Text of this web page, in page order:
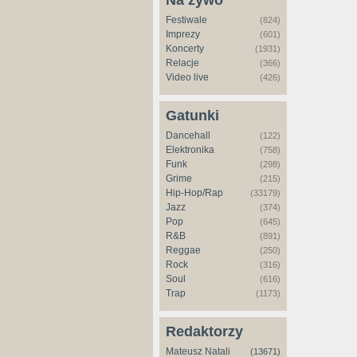
Festiwale (824)
Imprezy (601)
Koncerty (1931)
Relacje (366)
Video live (426)
Gatunki
Dancehall (122)
Elektronika (758)
Funk (298)
Grime (215)
Hip-Hop/Rap (33179)
Jazz (374)
Pop (645)
R&B (891)
Reggae (250)
Rock (316)
Soul (616)
Trap (1173)
Redaktorzy
Mateusz Natali (13671)